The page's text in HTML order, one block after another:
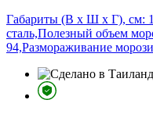
Габариты (В х Ш х Г), см:
сталь,Полезный объем
94,Размораживание